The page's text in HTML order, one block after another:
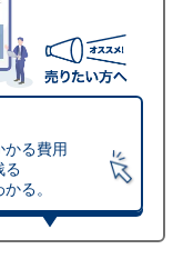
かる費用
る
る。
ション
レーター